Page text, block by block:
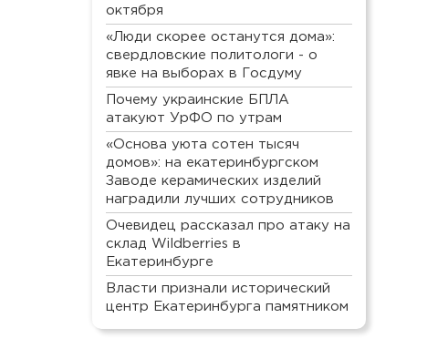
октября
«Люди скорее останутся дома»:
свердловские политологи - о
явке на выборах в Госдуму
Почему украинские БПЛА
атакуют УрФО по утрам
«Основа уюта сотен тысяч
домов»: на екатеринбургском
Заводе керамических изделий
наградили лучших сотрудников
Очевидец рассказал про атаку на
склад Wildberries в
Екатеринбурге
Власти признали исторический
центр Екатеринбурга памятником